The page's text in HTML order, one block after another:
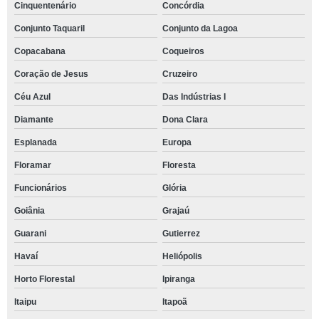
Cinquentenário Concórdia
Conjunto Taquaril Conjunto da Lagoa
Copacabana Coqueiros
Coração de Jesus Cruzeiro
Céu Azul Das Indústrias I
Diamante Dona Clara
Esplanada Europa
Floramar Floresta
Funcionários Glória
Goiânia Grajaú
Guarani Gutierrez
Havaí Heliópolis
Horto Florestal Ipiranga
Itaipu Itapoã